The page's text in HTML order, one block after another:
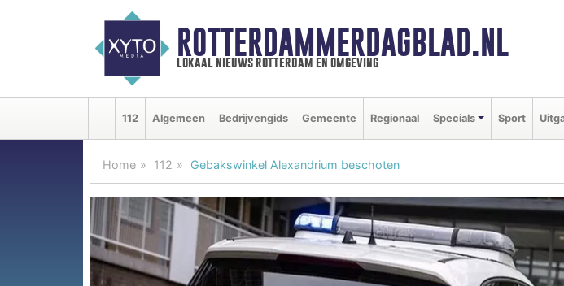
ROTTERDAMMERDAGBLAD.NL
lokaal nieuws rotterdam en omgeving
112 Algemeen Bedrijvengids Gemeente Regionaal Specials Sport
Home 112 Gebakswinkel Alexandrium beschoten